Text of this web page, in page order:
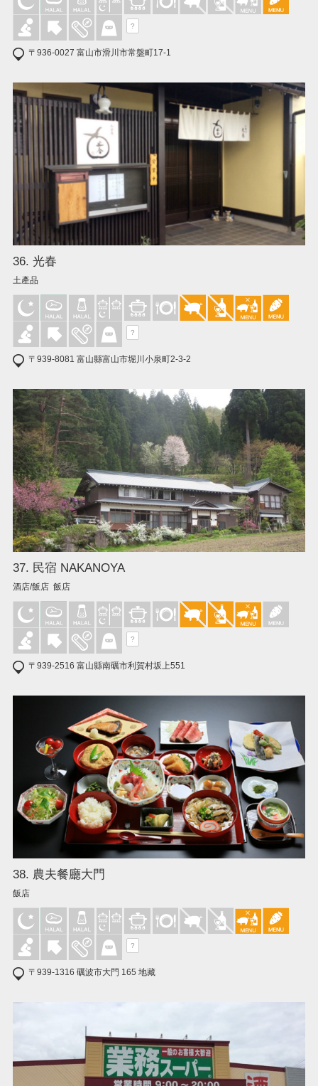
?
〒936-0027 富山市滑川市常盤町17-1
36. 光春
土產品
?
〒939-8081 富山縣富山市堀川小泉町2-3-2
37. 民宿 NAKANOYA
酒店/飯店 飯店
?
〒939-2516 富山縣南礪市利賀村坂上551
38. 農夫餐廳大門
飯店
?
〒939-1316 礪波市大門 165 地藏